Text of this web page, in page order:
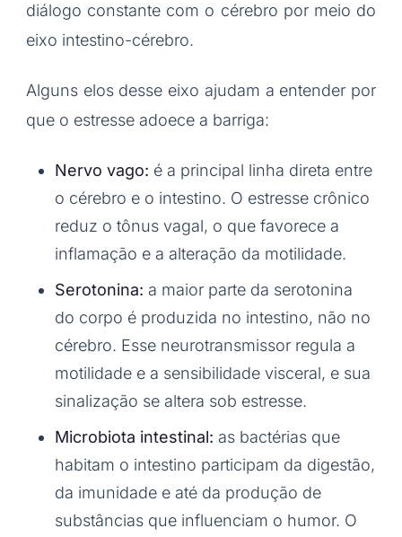
diálogo constante com o cérebro por meio do
eixo intestino-cérebro.
Alguns elos desse eixo ajudam a entender por
que o estresse adoece a barriga:
Nervo vago: é a principal linha direta entre
o cérebro e o intestino. O estresse crônico
reduz o tônus vagal, o que favorece a
inflamação e a alteração da motilidade.
Serotonina: a maior parte da serotonina
do corpo é produzida no intestino, não no
cérebro. Esse neurotransmissor regula a
motilidade e a sensibilidade visceral, e sua
sinalização se altera sob estresse.
Microbiota intestinal: as bactérias que
habitam o intestino participam da digestão,
da imunidade e até da produção de
substâncias que influenciam o humor. O